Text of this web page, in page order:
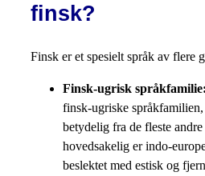
finsk?
Finsk er et spesielt språk av flere
Finsk-ugrisk språkfamilie:
finsk-ugriske
betydelig fra de fleste
hovedsakelig er indo-
beslektet med estisk og